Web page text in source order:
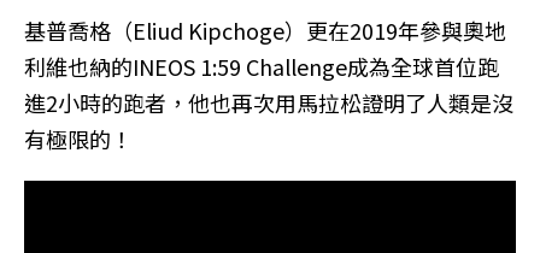
基普喬格（Eliud Kipchoge）更在2019年參與奧地
利維也納的INEOS 1:59 Challenge成為全球首位跑
進2小時的跑者，他也再次用馬拉松證明了人類是沒
有極限的！